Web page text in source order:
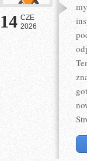
14 CZE
2026